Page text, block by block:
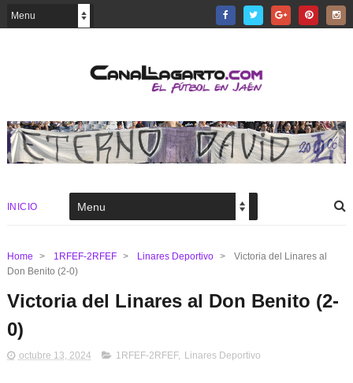
INICIO
Home > 1RFEF-2RFEF > Linares Deportivo >
Victoria del Linares al
Don Benito (2-0)
Victoria del Linares al Don Benito (2-
0)
octubre 13, 2024 1RFEF-2RFEF, Linares Deportivo